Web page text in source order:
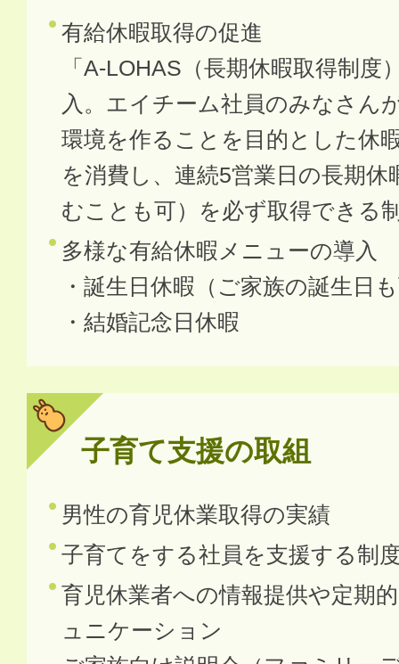
有給休暇取得の促進
「A-LOHAS（長期休暇取得制度
入。エイチーム社員のみなさん
環境を作ることを目的とした休
を消費し、連続5営業日の長期
むことも可）を必ず取得できる
多様な有給休暇メニューの導入
・誕生日休暇（ご家族の誕生日
・結婚記念日休暇
子育て支援の取組
男性の育児休業取得の実績
子育てをする社員を支援する制
育児休業者への情報提供や定期
ュニケーション